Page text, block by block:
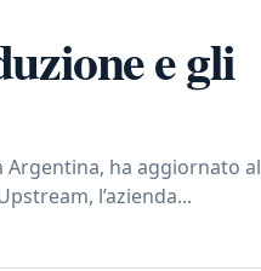
e gli
Argentina, ha aggiornato al
l’azienda...